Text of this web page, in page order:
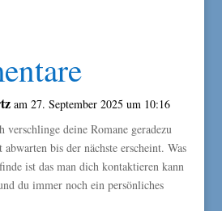
am 27. September 2025 um 10:16
verschlinge deine Romane geradezu
bis der nächste erscheint. Was
ist das man dich kontaktieren kann
du immer noch ein persönliches